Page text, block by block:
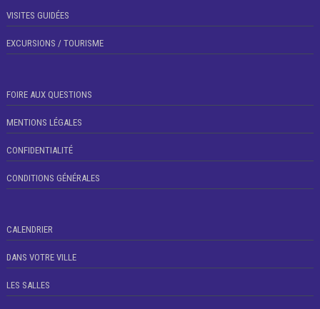
VISITES GUIDÉES
EXCURSIONS / TOURISME
FOIRE AUX QUESTIONS
MENTIONS LÉGALES
CONFIDENTIALITÉ
CONDITIONS GÉNÉRALES
CALENDRIER
DANS VOTRE VILLE
LES SALLES